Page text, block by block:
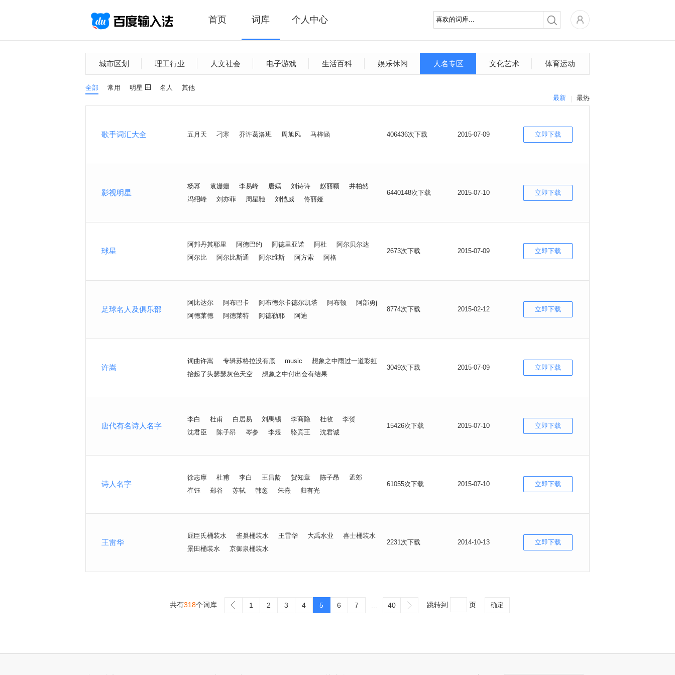
首页 词库 个人中心
城市区划 理工行业 人文社会 电子游戏 生活百科 娱乐休闲 人名专区 文化艺术 体育运动
全部 常用 明星 名人
其他
最热
最新
歌手词汇大全 五月天 刁寒 乔许葛洛班 周旭风 马梓涵 406436次下载 2015-07-09 立即下载
影视明星
杨幂 袁姗姗 李易峰 唐嫣 刘诗诗 赵丽颖
井柏然
冯绍峰
刘亦菲 周星驰 刘恺威 佟丽娅
6440148次下载 2015-07-10 立即下载
球星
阿邦丹其耶里 阿德巴约 阿德里亚诺 阿杜
阿尔贝尔达
阿尔比
阿尔比斯通 阿尔维斯 阿方索 阿格
2673次下载 2015-07-09 立即下载
足球名人及俱乐部
阿比达尔 阿布巴卡 阿布德尔卡德尔凯塔 阿布顿
阿部勇j
阿德莱德
阿德莱特 阿德勒耶 阿迪
8774次下载 2015-02-12 立即下载
许嵩
词曲许嵩 专辑苏格拉没有底 music
想象之中雨过一道彩虹
抬起了头瑟瑟灰色天空
想象之中付出会有结果
3049次下载 2015-07-09 立即下载
唐代有名诗人名字
李白 杜甫 白居易 刘禹锡 李商隐 杜牧
李贺
沈君臣
陈子昂 岑参 李煜 骆宾王 沈君诚
15426次下载 2015-07-10 立即下载
诗人名字
徐志摩 杜甫 李白 王昌龄 贺知章 陈子昂
孟郊
崔钰
郑谷 苏轼 韩愈 朱熹 归有光
61055次下载 2015-07-10 立即下载
王雷华
屈臣氏桶装水 雀巢桶装水 王雷华 大禹水业
喜士桶装水
景田桶装水
京御泉桶装水
2231次下载 2014-10-13 立即下载
共有318个词库 1 2 3 4 5 6 7 40 跳转到 页 确定